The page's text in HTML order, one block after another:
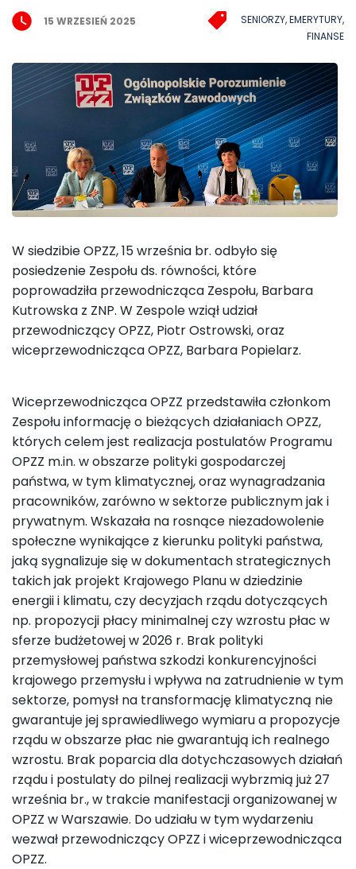
15 WRZESIEŃ 2025 SENIORZY,EMERYTURY,
FINANSE
W siedzibie OPZZ, 15 września br. odbyło się
posiedzenie Zespołu ds. równości, które
poprowadziła przewodnicząca Zespołu, Barbara
Kutrowska z ZNP. W Zespole wziął udział
przewodniczący OPZZ, Piotr Ostrowski, oraz
wiceprzewodnicząca OPZZ, Barbara Popielarz.
Wiceprzewodnicząca OPZZ przedstawiła członkom
Zespołu informację o bieżących działaniach OPZZ,
których celem jest realizacja postulatów Programu
OPZZ m.in. w obszarze polityki gospodarczej
państwa, w tym klimatycznej, oraz wynagradzania
pracowników, zarówno w sektorze publicznym jak i
prywatnym. Wskazała na rosnące niezadowolenie
społeczne wynikające z kierunku polityki państwa,
jaką sygnalizuje się w dokumentach strategicznych
takich jak projekt Krajowego Planu w dziedzinie
energii i klimatu, czy decyzjach rządu dotyczących
np. propozycji płacy minimalnej czy wzrostu płac w
sferze budżetowej w 2026 r. Brak polityki
przemysłowej państwa szkodzi konkurencyjności
krajowego przemysłu i wpływa na zatrudnienie w tym
sektorze, pomysł na transformację klimatyczną nie
gwarantuje jej sprawiedliwego wymiaru a propozycje
rządu w obszarze płac nie gwarantują ich realnego
wzrostu. Brak poparcia dla dotychczasowych działań
rządu i postulaty do pilnej realizacji wybrzmią już 27
września br., w trakcie manifestacji organizowanej w
OPZZ w Warszawie. Do udziału w tym wydarzeniu
wezwał przewodniczący OPZZ i wiceprzewodnicząca
OPZZ.